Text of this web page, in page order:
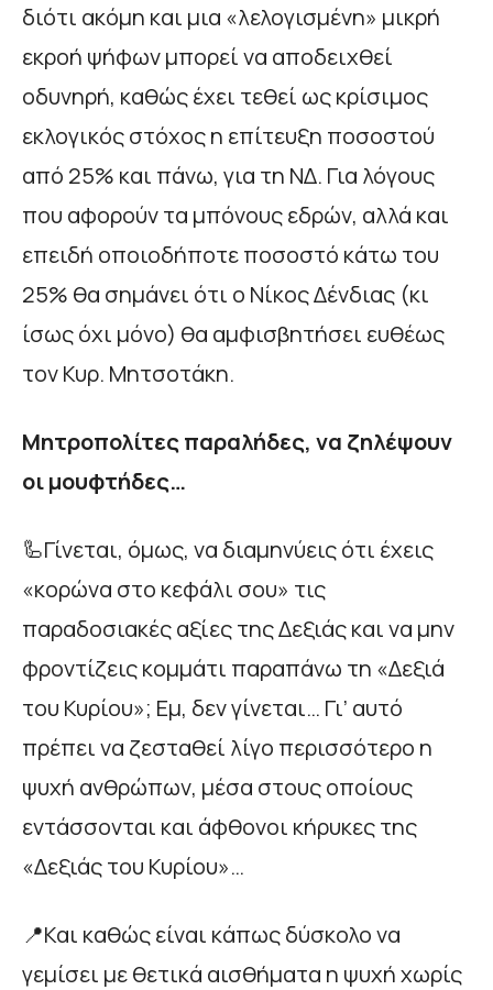
διότι ακόμη και μια «λελογισμένη» μικρή
εκροή ψήφων μπορεί να αποδειχθεί
οδυνηρή, καθώς έχει τεθεί ως κρίσιμος
εκλογικός στόχος η επίτευξη ποσοστού
από 25% και πάνω, για τη ΝΔ. Για λόγους
που αφορούν τα μπόνους εδρών, αλλά και
επειδή οποιοδήποτε ποσοστό κάτω του
25% θα σημάνει ότι ο Νίκος Δένδιας (κι
ίσως όχι μόνο) θα αμφισβητήσει ευθέως
τον Κυρ. Μητσοτάκη.
Μητροπολίτες παραλήδες, να ζηλέψουν
οι μουφτήδες…
🦾Γίνεται, όμως, να διαμηνύεις ότι έχεις
«κορώνα στο κεφάλι σου» τις
παραδοσιακές αξίες της Δεξιάς και να μην
φροντίζεις κομμάτι παραπάνω τη «Δεξιά
του Κυρίου»; Εμ, δεν γίνεται… Γι’ αυτό
πρέπει να ζεσταθεί λίγο περισσότερο η
ψυχή ανθρώπων, μέσα στους οποίους
εντάσσονται και άφθονοι κήρυκες της
«Δεξιάς του Κυρίου»…
📍Και καθώς είναι κάπως δύσκολο να
γεμίσει με θετικά αισθήματα η ψυχή χωρίς